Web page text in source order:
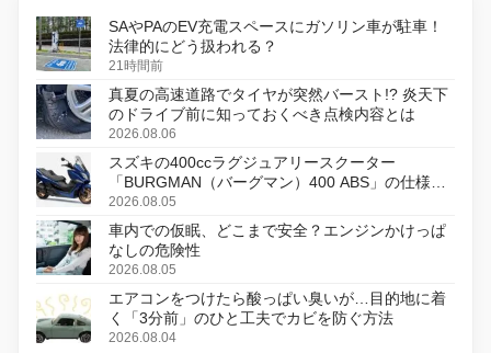
SAやPAのEV充電スペースにガソリン車が駐車！
法律的にどう扱われる？
21時間前
真夏の高速道路でタイヤが突然バースト!? 炎天下
のドライブ前に知っておくべき点検内容とは
2026.08.06
スズキの400ccラグジュアリースクーター
「BURGMAN（バーグマン）400 ABS」の仕様を
変更し、8月18日に発売
2026.08.05
車内での仮眠、どこまで安全？エンジンかけっぱ
なしの危険性
2026.08.05
エアコンをつけたら酸っぱい臭いが…目的地に着
く「3分前」のひと工夫でカビを防ぐ方法
2026.08.04